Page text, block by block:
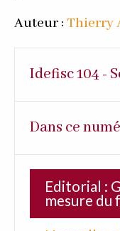
Auteur : Thierry
Idefisc 104 -
Dans ce
Editorial :
mesure du